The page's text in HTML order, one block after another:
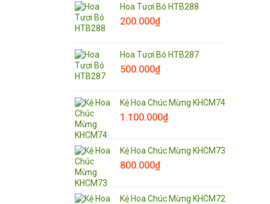
Hoa Tươi Bó HTB288
200.000₫
Hoa Tươi Bó HTB287
500.000₫
Kệ Hoa Chúc Mừng KHCM74
1.100.000₫
Kệ Hoa Chúc Mừng KHCM73
800.000₫
Kệ Hoa Chúc Mừng KHCM72